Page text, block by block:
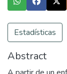
Estadísticas
Abstract